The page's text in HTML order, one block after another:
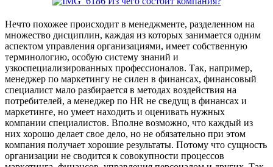
Нечто похожее происходит в менеджменте, разделенном на
множество дисциплин, каждая из которых занимается одним
аспектом управления организациями, имеет собственную
терминологию, особую систему знаний и
узкоспециализированных профессионалов. Так, например,
менеджер по маркетингу не силен в финансах, финансовый
специалист мало разбирается в методах воздействия на
потребителей, а менеджер по HR не сведущ в финансах и
маркетинге, но умеет находить и оценивать нужных
компании специалистов. Вполне возможно, что каждый из
них хорошо делает свое дело, но не обязательно при этом
компания получает хорошие результаты. Потому что сущность
организации не сводится к совокупности процессов